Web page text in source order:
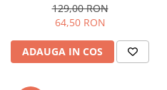
129,00 RON
64,50 RON
ADAUGA IN COS